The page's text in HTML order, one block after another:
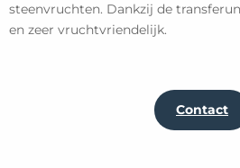
steenvruchten. Dankzij de
en zeer vruchtvriendelijk.
Contact